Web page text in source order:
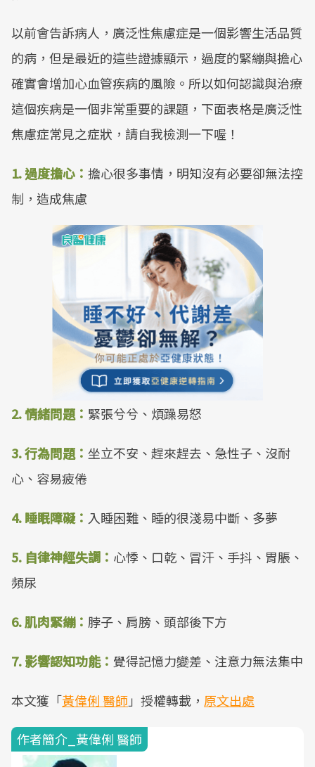
以前會告訴病人，廣泛性焦慮症是一個影響生活品質
的病，但是最近的這些證據顯示，過度的緊繃與擔心
確實會增加心血管疾病的風險。所以如何認識與治療
這個疾病是一個非常重要的課題，下面表格是廣泛性
焦慮症常見之症狀，請自我檢測一下喔！
1. 過度擔心： 擔心很多事情，明知沒有必要卻無法控
制，造成焦慮
2. 情緒問題： 緊張兮兮、煩躁易怒
3. 行為問題： 坐立不安、趕來趕去、急性子、沒耐
心、容易疲倦
4. 睡眠障礙： 入睡困難、睡的很淺易中斷、多夢
5. 自律神經失調： 心悸、口乾、冒汗、手抖、胃脹、
頻尿
6. 肌肉緊繃： 脖子、肩膀、頭部後下方
7. 影響認知功能： 覺得記憶力變差、注意力無法集中
本文獲「黃偉俐 醫師」授權轉載， 原文出處
作者簡介_黃偉俐 醫師